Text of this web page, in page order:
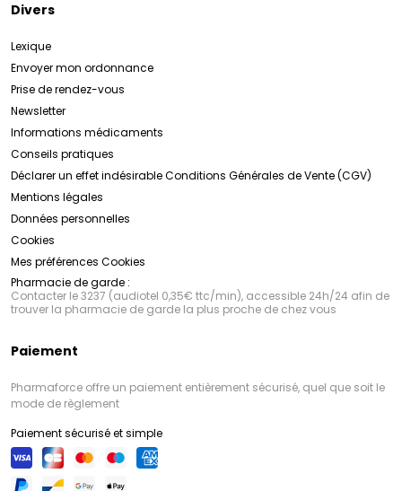
Divers
Lexique
Envoyer mon ordonnance
Prise de rendez-vous
Newsletter
Informations médicaments
Conseils pratiques
Déclarer un effet indésirableConditions Générales de Vente (CGV)
Mentions légales
Données personnelles
Cookies
Mes préférences Cookies
Pharmacie de garde :
Contacter le 3237 (audiotel 0,35€ ttc/min), accessible 24h/24 afin de
trouver la pharmacie de garde la plus proche de chez vous
Paiement
Pharmaforce offre un paiement entièrement sécurisé, quel que soit le
mode de règlement
Paiement sécurisé et simple